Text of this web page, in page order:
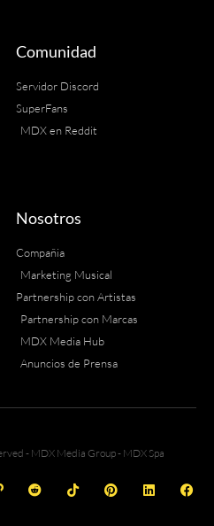
Comunidad
Servidor Discord
SuperFans
MDX en Reddit
Nosotros
Compañia
Marketing Musical
Partnership con Artistas
Partnership con Marcas
MDX Media Hub
Anuncios de Prensa
- MDX Media Group - MDX Spa